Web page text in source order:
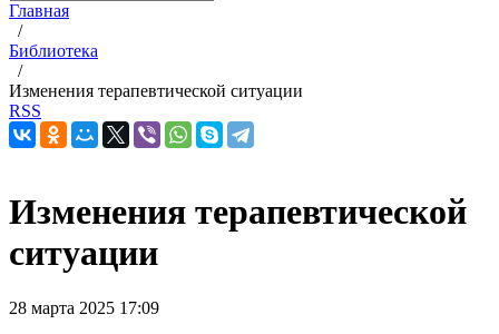
Главная
/
Библиотека
/
Изменения терапевтической ситуации
RSS
Изменения терапевтической
ситуации
28 марта 2025 17:09